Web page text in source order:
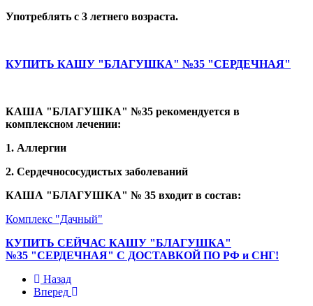
Употреблять с 3 летнего возраста.
КУПИТЬ КАШУ "БЛАГУШКА" №35 "СЕРДЕЧНАЯ"
КАША "БЛАГУШКА" №35 рекомендуется в
комплексном лечении:
1. Аллергии
2. Сердечнососудистых заболеваний
КАША "БЛАГУШКА" № 35 входит в состав:
Комплекс "Дачный"
КУПИТЬ СЕЙЧАС КАШУ "БЛАГУШКА"
№35 "СЕРДЕЧНАЯ" С ДОСТАВКОЙ ПО РФ и СНГ!
Назад
Вперед